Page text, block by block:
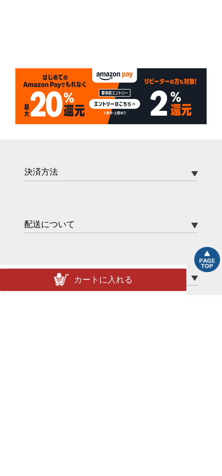
カートに入れる
決済方法
配送について
配送方法